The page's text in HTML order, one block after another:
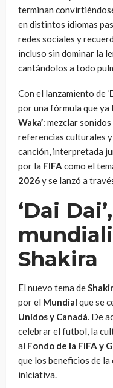
terminan
en distintos idiomas
redes sociales y
incluso sin dominar la
cantándolos a todo
Con el lanzamiento de ‘
por una fórmula que ya
Waka’: mezclar
referencias culturales
canción, interpretada
por la FIFA como el
2026y se lanzó a
‘Dai
Shakira
El nuevo tema de
por el Mundial que se
Unidos y Canadá. De
celebrar el futbol, la
al Fondo de la FIFA y
que los beneficios de
iniciativa.